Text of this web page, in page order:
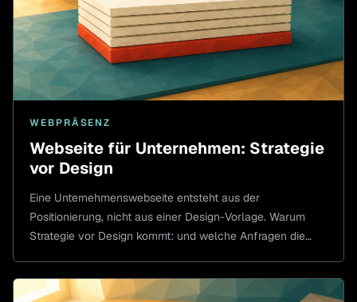
WEBPRÄSENZ
Webseite für Unternehmen: Strategie
vor Design
Eine Unternehmenswebseite entsteht aus der
Positionierung, nicht aus einer Design-Vorlage. Warum
Strategie vor Design kommt: und welche Anfragen die